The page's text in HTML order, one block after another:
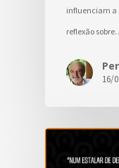
influenciam a
reflexão
16/